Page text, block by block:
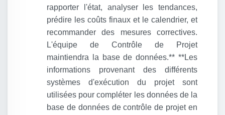
rapporter l'état, analyser les tendances,
prédire les coûts finaux et le calendrier, et
recommander des mesures correctives.
L'équipe de Contrôle de Projet
maintiendra la base de données.** **Les
informations provenant des différents
systèmes d'exécution du projet sont
utilisées pour compléter les données de la
base de données de contrôle de projet en